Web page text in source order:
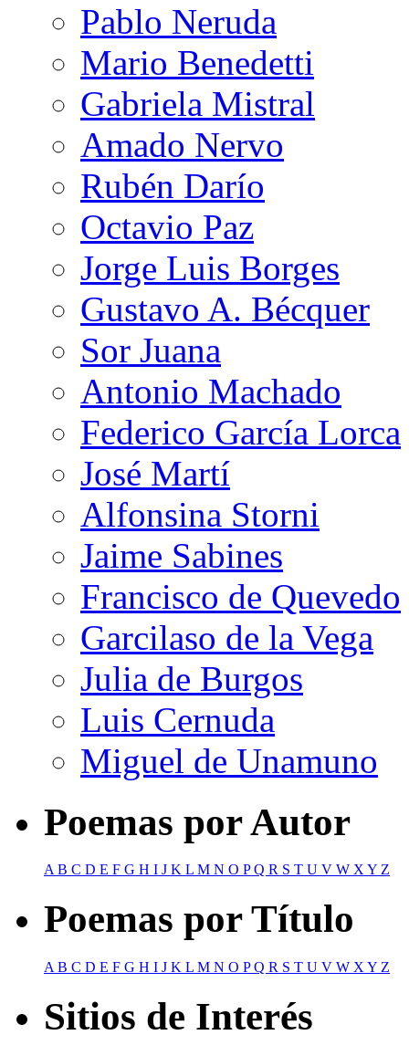
Pablo Neruda
Mario Benedetti
Gabriela Mistral
Amado Nervo
Rubén Darío
Octavio Paz
Jorge Luis Borges
Gustavo A. Bécquer
Sor Juana
Antonio Machado
Federico García Lorca
José Martí
Alfonsina Storni
Jaime Sabines
Francisco de Quevedo
Garcilaso de la Vega
Julia de Burgos
Luis Cernuda
Miguel de Unamuno
Poemas por Autor
AB C D E F G H I J K L M N O PQ R S T U V W XY Z
Poemas por Título
A B C D E F G H I J K L M N O PQ R S T U V W X Y Z
Sitios de Interés